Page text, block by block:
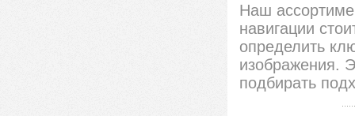
Наш
навигации
определить
изображения.
подбирать